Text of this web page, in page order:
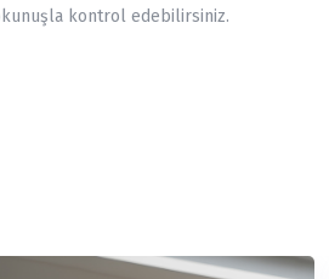
kontrol edebilirsiniz.